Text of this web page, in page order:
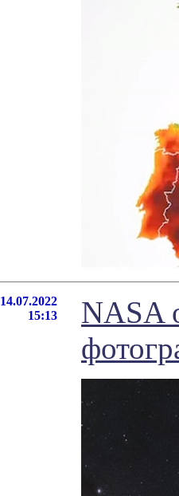
14.07.2022
15:13
NASA